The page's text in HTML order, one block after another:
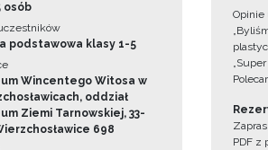
osób
podstawowa klasy 1-5
Wincentego Witosa w
oddział
Ziemi Tarnowskiej, 33-
698
Opinie
PDF z